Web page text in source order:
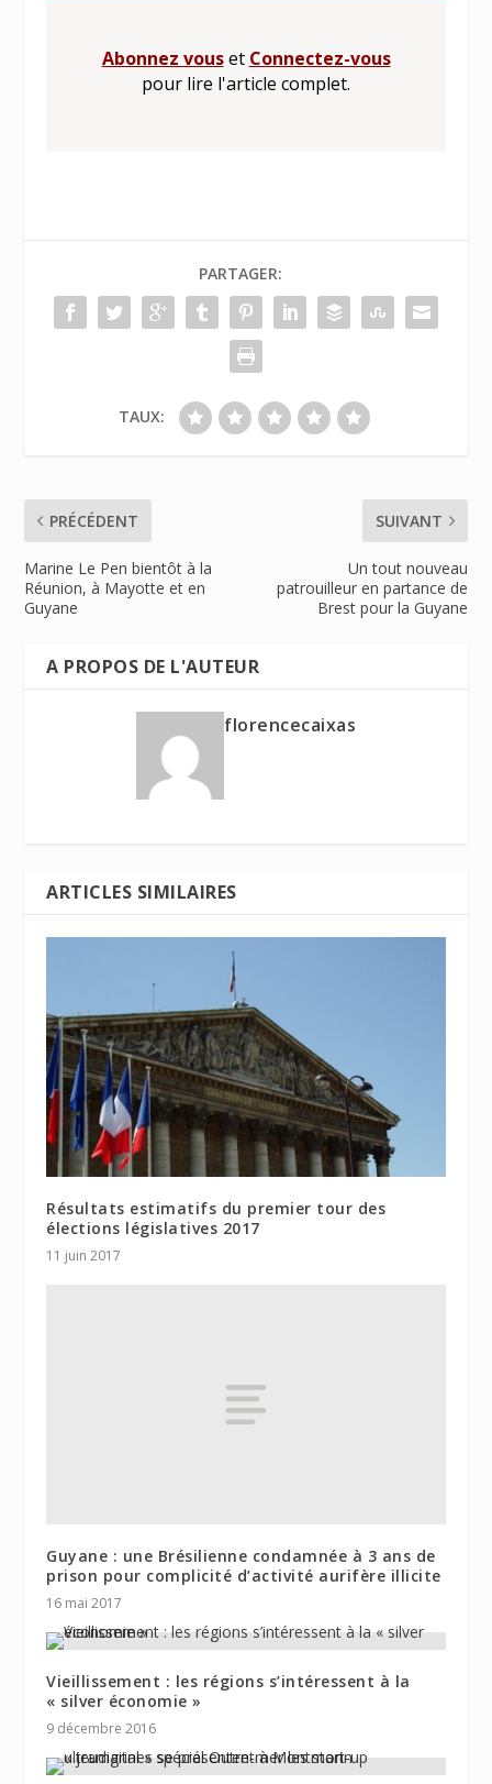
Abonnez vouset Connectez-vous
pour lire l'article complet.
PARTAGER:
TAUX:
PRÉCÉDENT
Marine Le Pen bientôt à la
Réunion, à Mayotte et en
Guyane
SUIVANT
Un tout nouveau
patrouilleur en partance de
Brest pour la Guyane
A PROPOS DE L'AUTEUR
florencecaixas
ARTICLES SIMILAIRES
Résultats estimatifs du premier tour des
élections législatives 2017
11 juin 2017
Guyane : une Brésilienne condamnée à 3 ans de
prison pour complicité d’activité aurifère illicite
16 mai 2017
Vieillissement : les régions s’intéressent à la
« silver économie »
9 décembre 2016